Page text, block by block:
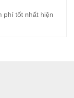
phí tốt nhất hiện